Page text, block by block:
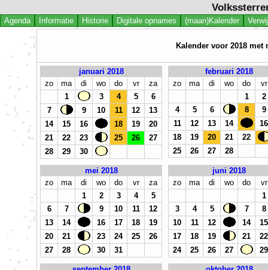
Agenda Informatie Historie Digitale opnames (maan)Kalender
Kalender voor 2018
januari 2018
zo
ma di wo do vr
za
1
3 4 5
6
7
9 10 11 12
13
14
15 16 18 19
20
21
22 23 25 26
27
28
29 30
februari 2018
zo
ma di wo do
vr
1
2
4
5 6 8
9
11
12 13 14
16
18
19 20 21
22
25
26 27 28
mei 2018
zo
ma di wo do vr
za
1
2 3 4
5
6
7 9 10 11
12
13
14 16 17 18
19
20
21 23 24 25
26
27
28 30 31
juni 2018
zo
ma di wo do
vr
1
3
4 5 7
8
10
11 12 14
15
17
18 19 21
22
24
25 26 27 29